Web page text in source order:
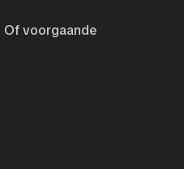
Of voorgaande